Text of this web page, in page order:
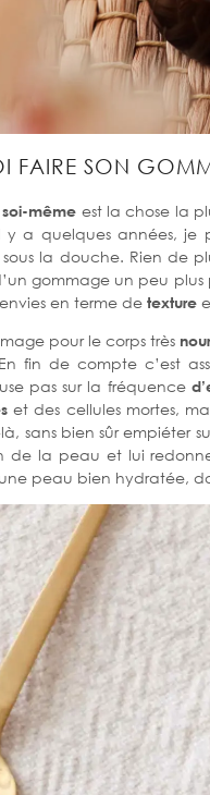
FAIRE SON
même est la chose la
y a quelques années,
la douche. Rien de
gommage un peu
en terme de texture
pour le corps très
fin de compte c’est
pas sur la fréquence
et des cellules mortes,
sans bien sûr empiéter
de la peau et lui
peau bien hydratée,